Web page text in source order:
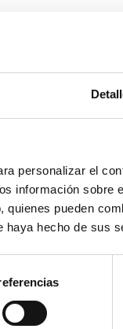
personalizar el
información sobre
pueden
haya hecho de sus